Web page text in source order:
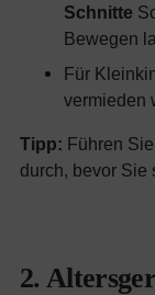
Schnitte
Bewegen
Für
vermieden
Tipp: Führen Sie
durch, bevor Sie
2.